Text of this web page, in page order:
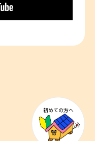
初めての方へ